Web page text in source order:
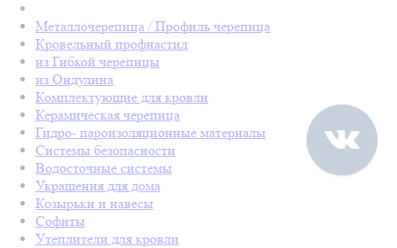
Металлочерепица / Профиль черепица
Кровельный профнастил
из Гибкой черепицы
из Ондулина
Комплектующие для кровли
Керамическая черепица
Гидро- пароизоляционные материалы
Системы безопасности
Водосточные системы
Украшения для дома
Козырьки и навесы
Софиты
Утеплители для кровли